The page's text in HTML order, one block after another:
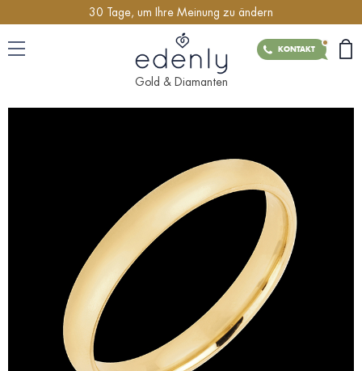
30 Tage, um Ihre Meinung zu ändern
KONTAKT
Gold & Diamanten